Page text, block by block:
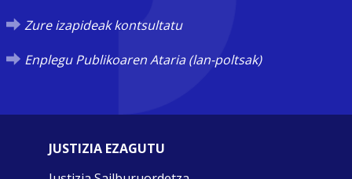
Zure izapideak kontsultatu
Enplegu Publikoaren Ataria (lan-poltsak)
JUSTIZIA EZAGUTU